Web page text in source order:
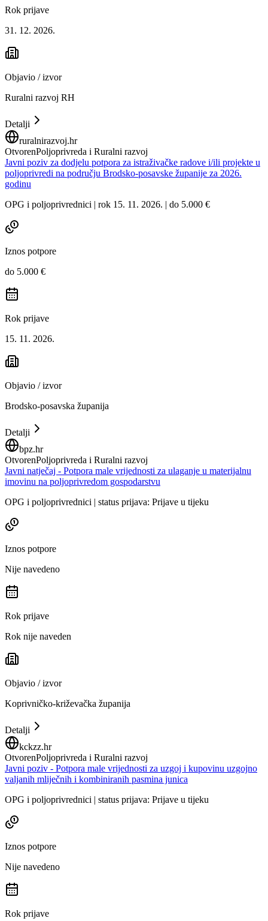
Rok prijave
31. 12. 2026.
Objavio / izvor
Ruralni razvoj RH
Detalji
ruralnirazvoj.hr
OtvorenPoljoprivreda i Ruralni razvoj
Javni poziv za dodjelu potpora za istraživačke radove i/ili projekte u
poljoprivredi na području Brodsko-posavske županije za 2026.
godinu
OPG i poljoprivrednici | rok 15. 11. 2026. | do 5.000 €
Iznos potpore
do 5.000 €
Rok prijave
15. 11. 2026.
Objavio / izvor
Brodsko-posavska županija
Detalji
bpz.hr
OtvorenPoljoprivreda i Ruralni razvoj
Javni natječaj - Potpora male vrijednosti za ulaganje u materijalnu
imovinu na poljoprivredom gospodarstvu
OPG i poljoprivrednici | status prijava: Prijave u tijeku
Iznos potpore
Nije navedeno
Rok prijave
Rok nije naveden
Objavio / izvor
Koprivničko-križevačka županija
Detalji
kckzz.hr
OtvorenPoljoprivreda i Ruralni razvoj
Javni poziv - Potpora male vrijednosti za uzgoj i kupovinu uzgojno
valjanih mliječnih i kombiniranih pasmina junica
OPG i poljoprivrednici | status prijava: Prijave u tijeku
Iznos potpore
Nije navedeno
Rok prijave